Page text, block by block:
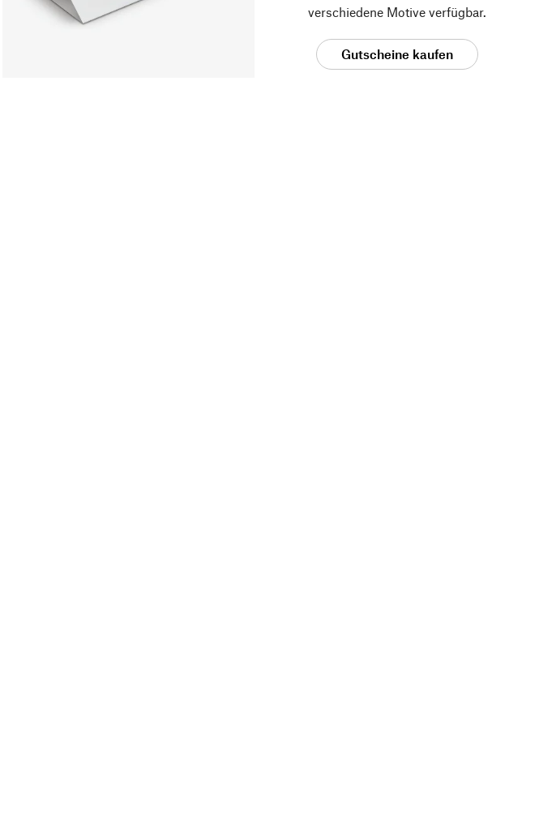
verschiedene Motive verfügbar.
Gutscheine kaufen